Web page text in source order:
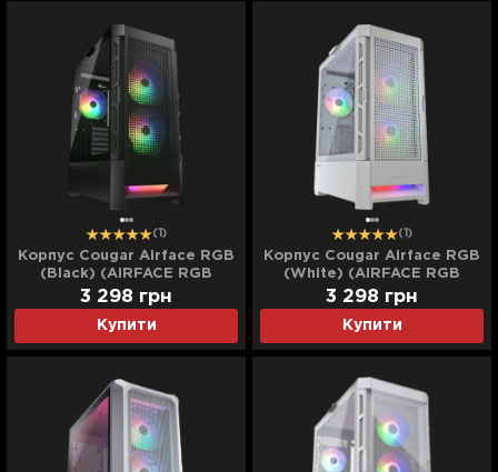
(1)
Корпус Cougar Airface RGB
(Black) (AIRFACE RGB
Black)
Купити
3 298 грн
(1)
Корпус Cougar Airface RGB
(White) (AIRFACE RGB
White)
Купити
3 298 грн